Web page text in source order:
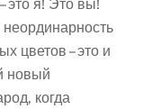
это я! Это вы!
цветов – это и
новый
когда